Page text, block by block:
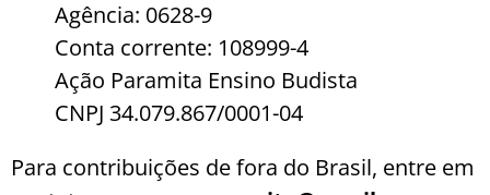
Agência: 0628-9
Conta corrente: 108999-4
Ação Paramita Ensino Budista
CNPJ 34.079.867/0001-04
Para contribuições de fora do Brasil, entre em